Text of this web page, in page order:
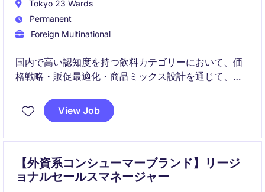
Tokyo 23 Wards
Permanent
Foreign Multinational
国内で高い認知度を持つ飲料カテゴリーにおいて、価
格戦略・販促最適化・商品ミックス設計を通じて、売
営業、マーケティング、財務、サプライチェーンなど
View Job
【外資系コンシューマーブランド】リージ
ョナルセールスマネージャー